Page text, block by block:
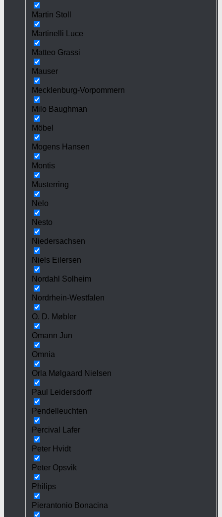
Martin Stoll
Martinelli Luce
Matteo Grassi
Mauser
Mecklenburg-Vorpommern
Milo Baughman
Möbel
Mogens Hansen
Montis
Musterring
Nelo
Nesto
Niedersachsen
Niels Eilersen
Nordahl Solheim
Nordrhein-Westfalen
O. D. Møbler
Omann Jun
Omnia
Orla Mølgaard Nielsen
Paul Leidersdorff
Pendelleuchten
Percival Lafer
Peter Hvidt
Peter Opsvik
Philips
Pierantonio Bonacina